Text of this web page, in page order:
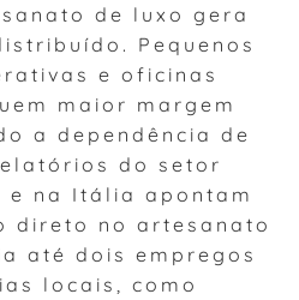
de luxo gera
Pequenos
e oficinas
maior margem
a dependência de
do setor
e na Itália apontam
direto no artesanato
até dois empregos
locais, como